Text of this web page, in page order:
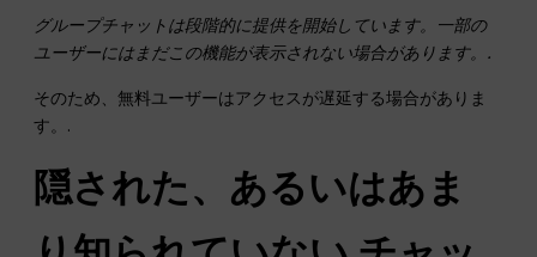
グループチャットは段階的に提供を開始しています。一部の
ユーザーにはまだこの機能が表示されない場合があります。.
そのため、無料ユーザーはアクセスが遅延する場合がありま
す。.
隠された、あるいはあま